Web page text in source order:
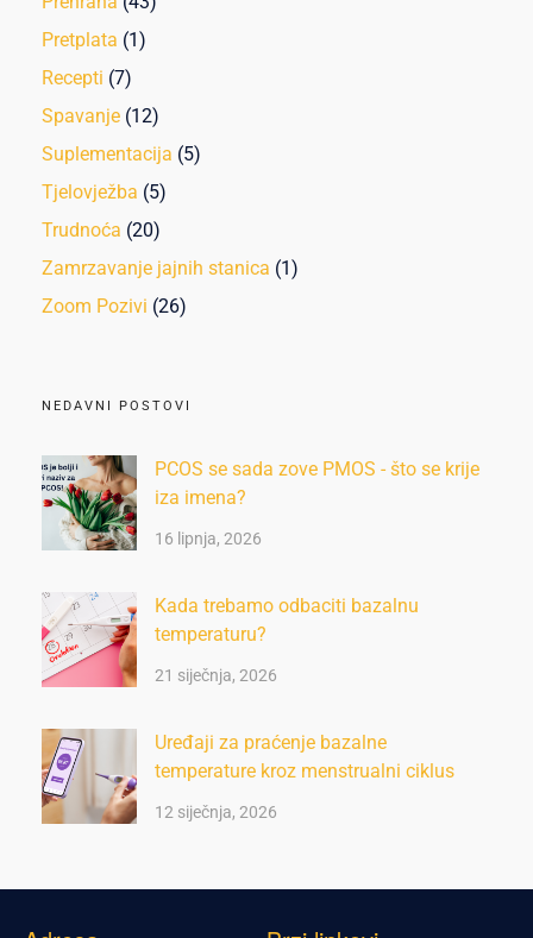
Pretplata (1)
Recepti (7)
Spavanje (12)
Suplementacija (5)
Tjelovježba (5)
Trudnoća (20)
Zamrzavanje jajnih stanica (1)
Zoom Pozivi (26)
NEDAVNI POSTOVI
PCOS se sada zove PMOS - što se krije
iza imena?
16 lipnja, 2026
Kada trebamo odbaciti bazalnu
temperaturu?
21 siječnja, 2026
Uređaji za praćenje bazalne
temperature kroz menstrualni ciklus
12 siječnja, 2026